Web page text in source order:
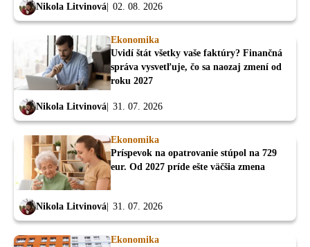
Nikola Litvinová 02. 08. 2026
Ekonomika
Uvidí štát všetky vaše faktúry? Finančná
správa vysvetľuje, čo sa naozaj zmení od
roku 2027
Nikola Litvinová 31. 07. 2026
Ekonomika
Príspevok na opatrovanie stúpol na 729
eur. Od 2027 príde ešte väčšia zmena
Nikola Litvinová 31. 07. 2026
Ekonomika